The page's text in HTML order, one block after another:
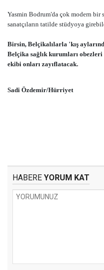
Yasmin Bodrum'da çok modern
sanatçıların tatilde stüdyoya
Birsin, Belçikalılarla 'kış
Belçika sağlık kurumları
ekibi onları zayıflatacak.
Sadi Özdemir/Hürriyet
HABERE YORUM KAT